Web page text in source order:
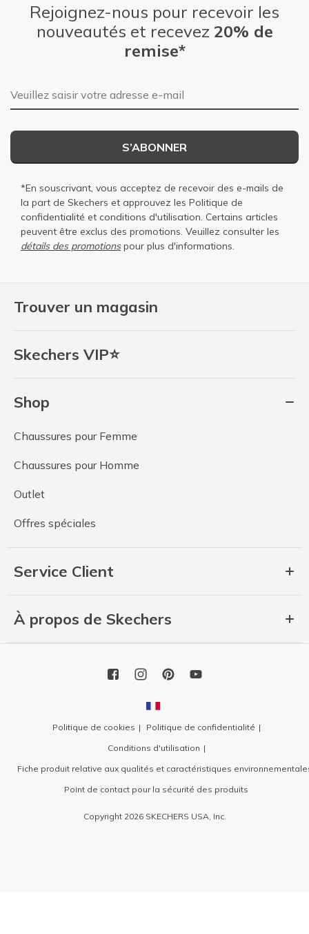
Trouver un magasin
Skechers VIP⭐
Shop
Chaussures pour Femme
Chaussures pour Homme
Outlet
Offres spéciales
Service Client
À propos de Skechers
Rejoignez-nous pour recevoir les
nouveautés et recevez 20% de
remise*
Adresse e-mail
S’ABONNER
*En souscrivant, vous acceptez de recevoir des e-mails de
la part de Skechers et approuvez les Politique de
confidentialité et conditions d'utilisation. Certains articles
peuvent être exclus des promotions. Veuillez consulter les
détails des promotionspour plus d'informations.
Politique de cookies
Politique de confidentialité
Conditions d'utilisation
Fiche produit relative aux qualités et caractéristiques
Point de contact pour la sécurité des produits
Copyright 2026 SKECHERS USA, Inc.